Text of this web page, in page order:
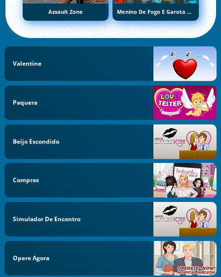
Assault Zone Menino De Fogo E Garota De Água 5: Elementos
Valentine
Paquera
Beijo Escondido
Compras
Simulador De Encontro
Opere Agora